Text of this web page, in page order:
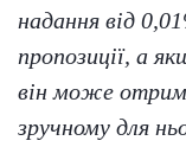
надання від
пропозиції, а
він може
зручному для